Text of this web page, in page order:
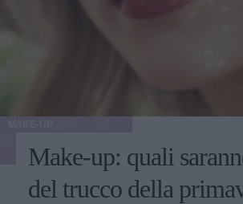
Make-up: quali
del trucco della